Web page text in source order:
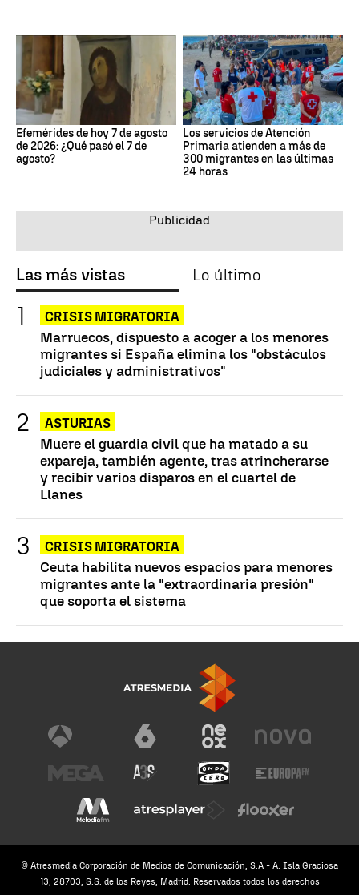
Efemérides de hoy 7 de agosto
de 2026: ¿Qué pasó el 7 de
agosto?
Los servicios de Atención
Primaria atienden a más de
300 migrantes en las últimas
24 horas
Las más vistas Lo último
CRISIS MIGRATORIA
Marruecos, dispuesto a acoger a los menores
migrantes si España elimina los "obstáculos
judiciales y administrativos"
ASTURIAS
Muere el guardia civil que ha matado a su
expareja, también agente, tras atrincherarse
y recibir varios disparos en el cuartel de
Llanes
CRISIS MIGRATORIA
Ceuta habilita nuevos espacios para menores
migrantes ante la "extraordinaria presión"
que soporta el sistema
© Atresmedia Corporación de Medios de Comunicación, S.A - A. Isla Graciosa
13, 28703, S.S. de los Reyes, Madrid. Reservados todos los derechos